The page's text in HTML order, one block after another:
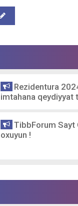
Rezidentura
imtahana qeydiyyat
TibbForum Sayt
oxuyun !